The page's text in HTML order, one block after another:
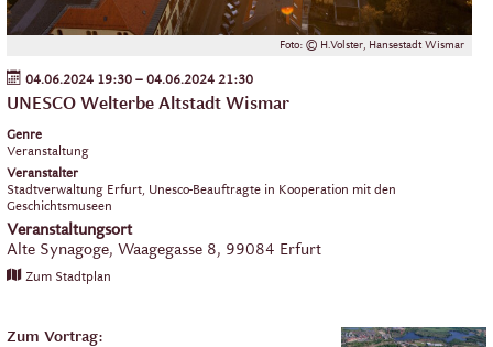
Foto: © H.Volster, Hansestadt Wismar
04.06.2024 19:30 – 04.06.2024 21:30
UNESCO Welterbe Altstadt Wismar
Genre
Veranstaltung
Veranstalter
Stadtverwaltung Erfurt, Unesco-Beauftragte in Kooperation mit den
Geschichtsmuseen
Veranstaltungsort
Alte Synagoge, Waagegasse 8, 99084 Erfurt
Zum Stadtplan
Zum Vortrag: